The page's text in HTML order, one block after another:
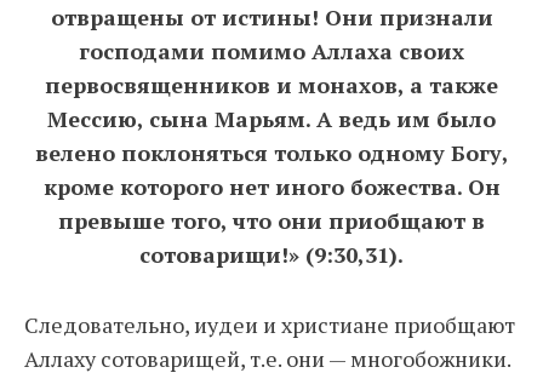
отвращены от истины! Они признали
господами помимо Аллаха своих
первосвященников и монахов, а также
Мессию, сына Марьям. А ведь им было
велено поклоняться только одному Богу,
кроме которого нет иного божества. Он
превыше того, что они приобщают в
сотоварищи!» (9:30,31).
Следовательно, иудеи и христиане приобщают
Аллаху сотоварищей, т.е. они — многобожники.